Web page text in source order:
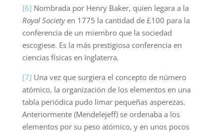
[6] Nombrada por Henry Baker, quien legara a la
Royal Societyen 1775 la cantidad de £100 para la
conferencia de un miembro que la sociedad
escogiese. Es la más prestigiosa conferencia en
ciencias físicas en Inglaterra.
[7] Una vez que surgiera el concepto de número
atómico, la organización de los elementos en una
tabla periódica pudo limar pequeñas asperezas.
Anteriormente (Mendelejeff) se ordenaba a los
elementos por su peso atómico, y en unos pocos